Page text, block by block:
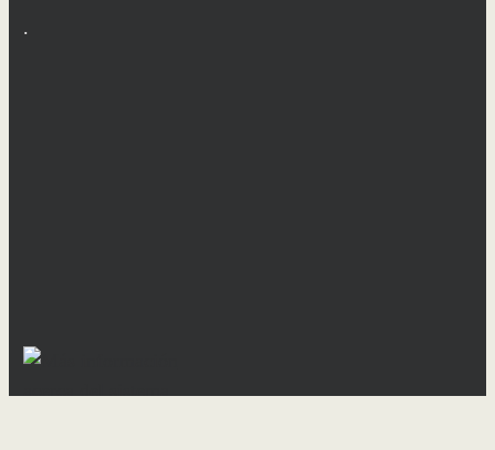
.